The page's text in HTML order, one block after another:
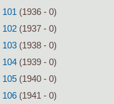
101 (1936 - 0)
102(1937 - 0)
103(1938 - 0)
104(1939 - 0)
105(1940 - 0)
106(1941 - 0)